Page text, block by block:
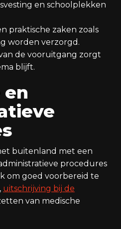
en schoolplekken
praktische zaken zoals
worden verzorgd.
de vooruitgang zorgt
blijft.
en
buitenland met een
procedures
om goed voorbereid te
, uitschrijving bij de
van medische